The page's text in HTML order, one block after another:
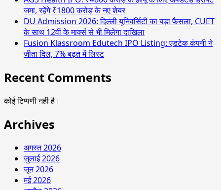
जमा, रहेंगे ₹1800 करोड़ के नए शेयर
DU Admission 2026: दिल्ली यूनिवर्सिटी का बड़ा फैसला, CUET
के साथ 12वीं के मार्क्स से भी मिलेगा दाखिला
Fusion Klassroom Edutech IPO Listing: एडटेक कंपनी ने
जीता दिल, 7% बढ़त में लिस्ट
Recent Comments
कोई टिप्पणी नही है।
Archives
अगस्त 2026
जुलाई 2026
जून 2026
मई 2026